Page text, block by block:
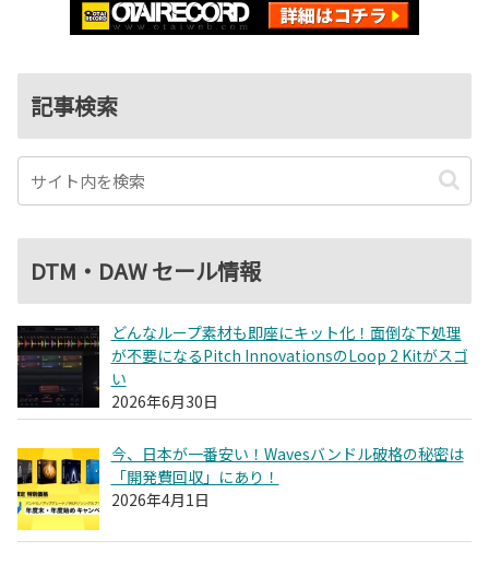
記事検索
DTM・DAW セール情報
どんなループ素材も即座にキット化！面倒な下処理
が不要になるPitch InnovationsのLoop 2 Kitがスゴ
い
2026年6月30日
今、日本が一番安い！Wavesバンドル破格の秘密は
「開発費回収」にあり！
2026年4月1日